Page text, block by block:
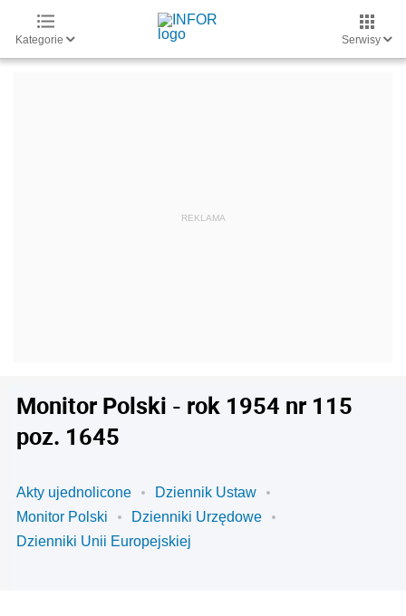
Kategorie Serwisy
Monitor Polski - rok 1954 nr 115
poz. 1645
Akty ujednolicone
Dziennik Ustaw
Monitor Polski
Dzienniki Urzędowe
Dzienniki Unii Europejskiej